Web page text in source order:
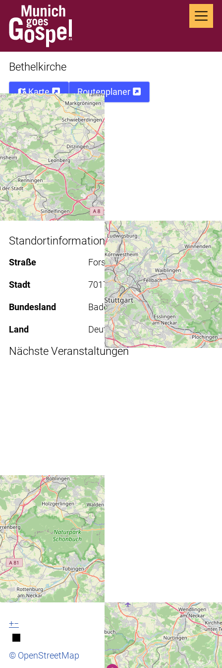
Bethelkirche
Karte Routenplaner
+−
© OpenStreetMap
Standortinformationen
Straße Forststraße 72
Stadt 70176 Stuttgart
Bundesland Baden-Württemberg
Land Deutschland
Nächste Veranstaltungen